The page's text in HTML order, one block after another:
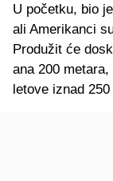
U početku, bio
ali Amerikanci
Produžit će
ana 200
letove iznad